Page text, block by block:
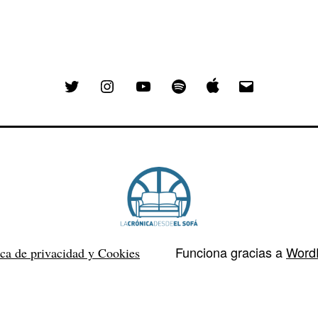
Twitter Instagram YouTube Spotify
de privacidad y Cookies Funciona gracias a